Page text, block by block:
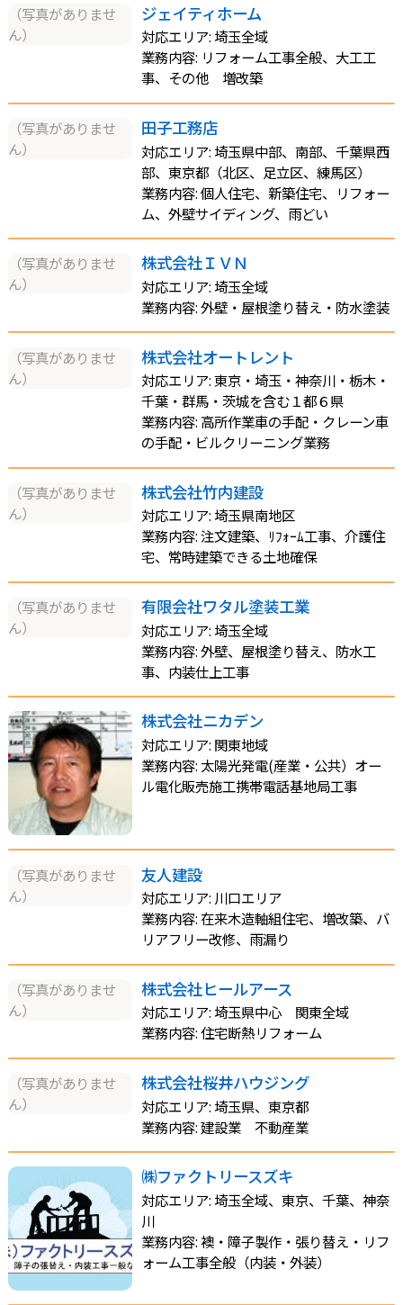
（写真がありませ
ん）
ジェイティホーム
対応エリア: 埼玉全域
業務内容: リフォーム工事全般、大工工
事、その他 増改築
（写真がありませ
ん）
田子工務店
対応エリア: 埼玉県中部、南部、千葉県西
部、東京都（北区、足立区、練馬区）
業務内容: 個人住宅、新築住宅、リフォー
ム、外壁サイディング、雨どい
（写真がありませ
ん）
株式会社ＩＶＮ
対応エリア: 埼玉全域
業務内容: 外壁・屋根塗り替え・防水塗装
（写真がありませ
ん）
株式会社オートレント
対応エリア: 東京・埼玉・神奈川・栃木・
千葉・群馬・茨城を含む１都６県
業務内容: 高所作業車の手配・クレーン車
の手配・ビルクリーニング業務
（写真がありませ
ん）
株式会社竹内建設
対応エリア: 埼玉県南地区
業務内容: 注文建築、ﾘﾌｫｰﾑ工事、介護住
宅、常時建築できる土地確保
（写真がありませ
ん）
有限会社ワタル塗装工業
対応エリア: 埼玉全域
業務内容: 外壁、屋根塗り替え、防水工
事、内装仕上工事
株式会社ニカデン
対応エリア: 関東地域
業務内容: 太陽光発電(産業・公共）オー
ル電化販売施工携帯電話基地局工事
（写真がありませ
ん）
友人建設
対応エリア: 川口エリア
業務内容: 在来木造軸組住宅、増改築、バ
リアフリー改修、雨漏り
（写真がありませ
ん）
株式会社ヒールアース
対応エリア: 埼玉県中心 関東全域
業務内容: 住宅断熱リフォーム
（写真がありませ
ん）
株式会社桜井ハウジング
対応エリア: 埼玉県、東京都
業務内容: 建設業 不動産業
㈱ファクトリースズキ
対応エリア: 埼玉全域、東京、千葉、神奈
川
業務内容: 襖・障子製作・張り替え・リフ
ォーム工事全般（内装・外装）